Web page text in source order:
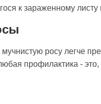
к зараженному листу
росу легче
профилактика -